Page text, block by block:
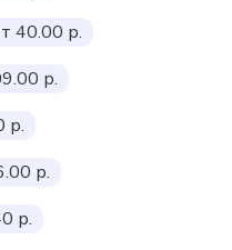
40.00 р.
р.
р.
р.
р.